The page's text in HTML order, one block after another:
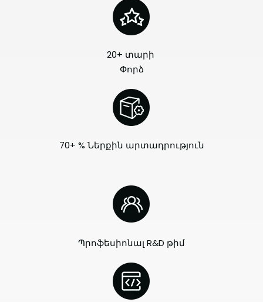
20+ տարի
Փորձ
70+ % Ներքին արտադրություն
Պրոֆեսիոնալ R&D թիմ